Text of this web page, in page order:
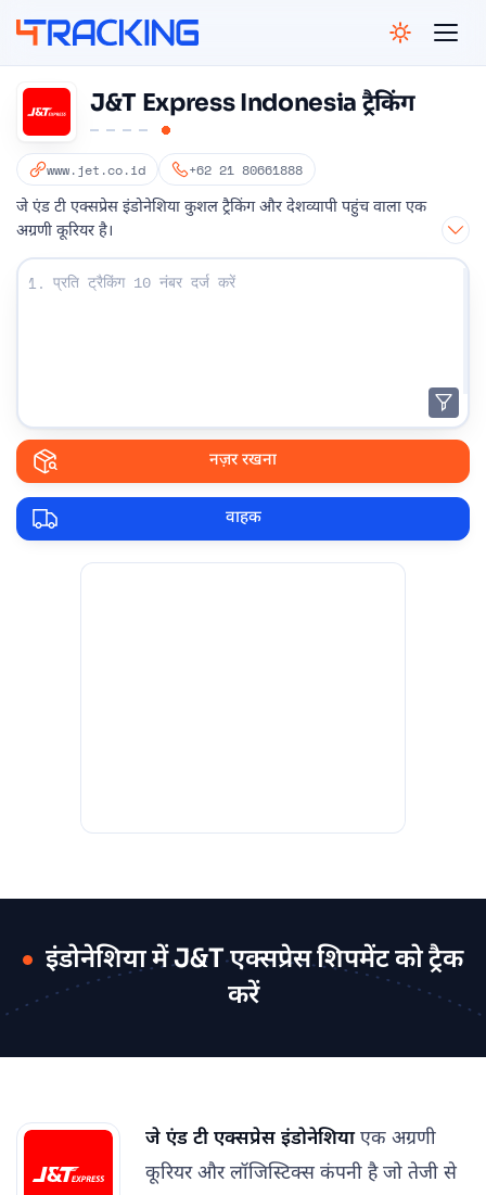
J&T Express Indonesia ट्रैकिंग
www.jet.co.id +62 21 80661888
जे एंड टी एक्सप्रेस इंडोनेशिया कुशल ट्रैकिंग और देशव्यापी पहुंच वाला एक
अग्रणी कूरियर है।
अपना ट्रैकिंग नंबर दर्ज करें:
1.
नज़र रखना
वाहक
इंडोनेशिया में J&T एक्सप्रेस शिपमेंट को ट्रैक
करें
जे एंड टी एक्सप्रेस इंडोनेशियाएक अग्रणी
कूरियर और लॉजिस्टिक्स कंपनी है जो तेजी से